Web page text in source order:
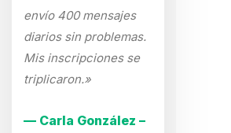
envío 400 mensajes
diarios sin problemas.
Mis inscripciones se
triplicaron.»
— Carla González –